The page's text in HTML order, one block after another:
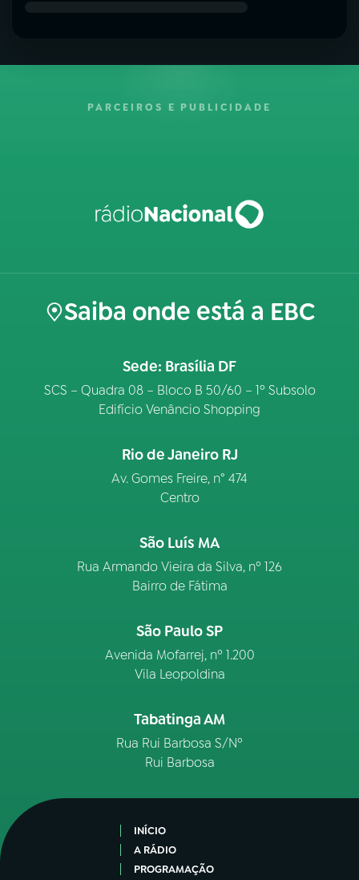
PARCEIROS E PUBLICIDADE
Saiba onde está a EBC
Sede: Brasília DF
SCS – Quadra 08 – Bloco B 50/60 – 1º Subsolo
Edifício Venâncio Shopping
Rio de Janeiro RJ
Av. Gomes Freire, n° 474
Centro
São Luís MA
Rua Armando Vieira da Silva, nº 126
Bairro de Fátima
São Paulo SP
Avenida Mofarrej, nº 1.200
Vila Leopoldina
Tabatinga AM
Rua Rui Barbosa S/Nº
Rui Barbosa
INÍCIO
A RÁDIO
PROGRAMAÇÃO